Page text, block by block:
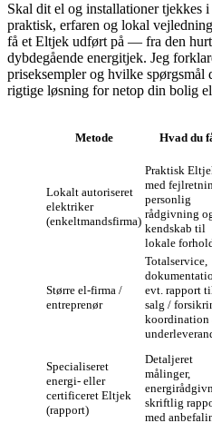
Skal dit el og installationer tjekkes
praktisk, erfaren og lokal
få et Eltjek udført på — fra den
dybdegående energitjek. Jeg
priseksempler og hvilke
rigtige løsning for netop din bolig
Metode Hvad du
Lokalt autoriseret
elektriker
(enkeltmandsfirma)
Praktisk
med
personlig
rådgivning
kendskab til
lokale
Større el‑firma /
entreprenør
Totalservice,
evt. rapport
salg /
koordination
Specialiseret
energi‑ eller
certificeret Eltjek
(rapport)
Detaljeret
målinger,
skriftlig
med